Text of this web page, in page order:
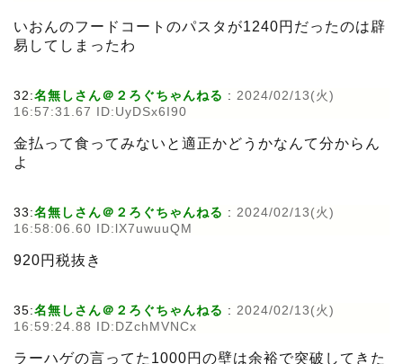
いおんのフードコートのパスタが1240円だったのは辟
易してしまったわ
32:名無しさん＠２ろぐちゃんねる : 2024/02/13(火)
16:57:31.67 ID:UyDSx6I90
金払って食ってみないと適正かどうかなんて分からん
よ
33:名無しさん＠２ろぐちゃんねる : 2024/02/13(火)
16:58:06.60 ID:lX7uwuuQM
920円税抜き
35:名無しさん＠２ろぐちゃんねる : 2024/02/13(火)
16:59:24.88 ID:DZchMVNCx
ラーハゲの言ってた1000円の壁は余裕で突破してきた